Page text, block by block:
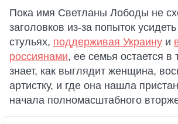
Пока имя Светланы Лободы не
заголовков из-за попыток
стульях, поддерживая Украину и
россиянами, ее семья остается в
знает, как выглядит женщина,
артистку, и где она нашла
начала полномасштабного